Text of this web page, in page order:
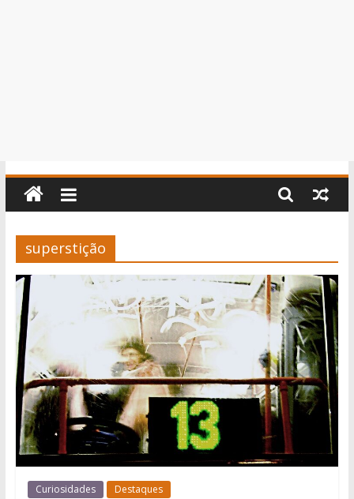
superstição
Curiosidades Destaques